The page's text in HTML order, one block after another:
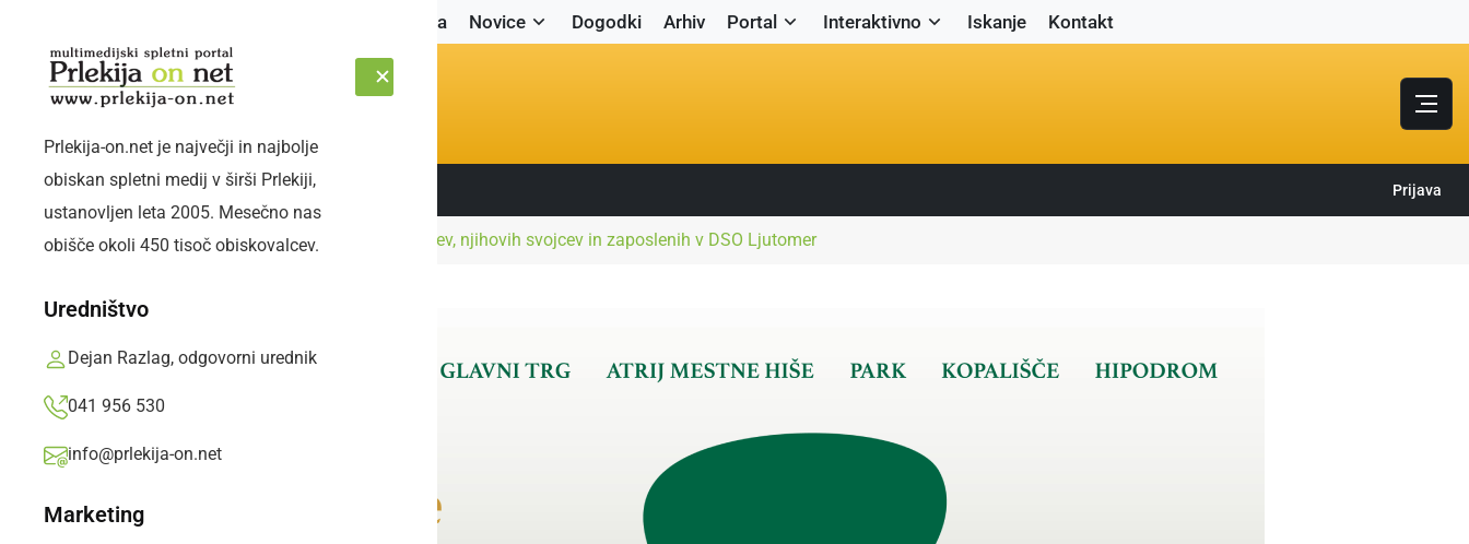
Naslovnica Novice Dogodki Arhiv Portal Interaktivno Iskanje Kontakt
PETEK, 7. AVGUST 2026 Sledite nam: Prijava
Prlekija-on.net je največji in najbolje
obiskan spletni medij v širši Prlekiji,
ustanovljen leta 2005. Mesečno nas
obišče okoli 450 tisoč obiskovalcev.
Uredništvo
Dejan Razlag, odgovorni urednik
041 956 530
info@prlekija-on.net
Marketing
Naslovnica DružabnoSrečanje stanovalcev, njihovih svojcev in zaposlenih v DSO Ljutomer